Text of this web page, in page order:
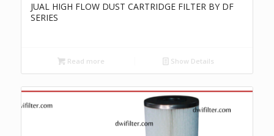
JUAL HIGH FLOW DUST CARTRIDGE FILTER BY DF
SERIES
Read more Show Details